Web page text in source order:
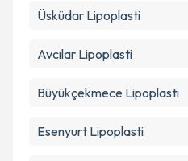
Üsküdar Lipoplasti
Avcılar Lipoplasti
Büyükçekmece Lipoplasti
Esenyurt Lipoplasti